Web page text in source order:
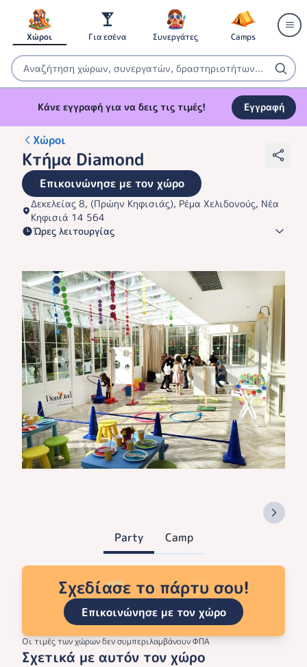
Χώροι Για εσένα Συνεργάτες Camps
Κάνε εγγραφή για να δεις τις τιμές! Εγγραφή
Χώροι
Κτήμα Diamond
Επικοινώνησε με τον χώρο
Δεκελείας 8, (Πρώην Κηφισιάς), Ρέμα Χελιδονούς, Νέα
Κηφισιά 14 564
Ώρες λειτουργίας
Party Camp
Σχεδίασε το πάρτυ σου!
Επικοινώνησε με τον χώρο
Οι τιμές των χώρων δεν συμπεριλαμβάνουν ΦΠΑ
Σχετικά με αυτόν τον χώρο